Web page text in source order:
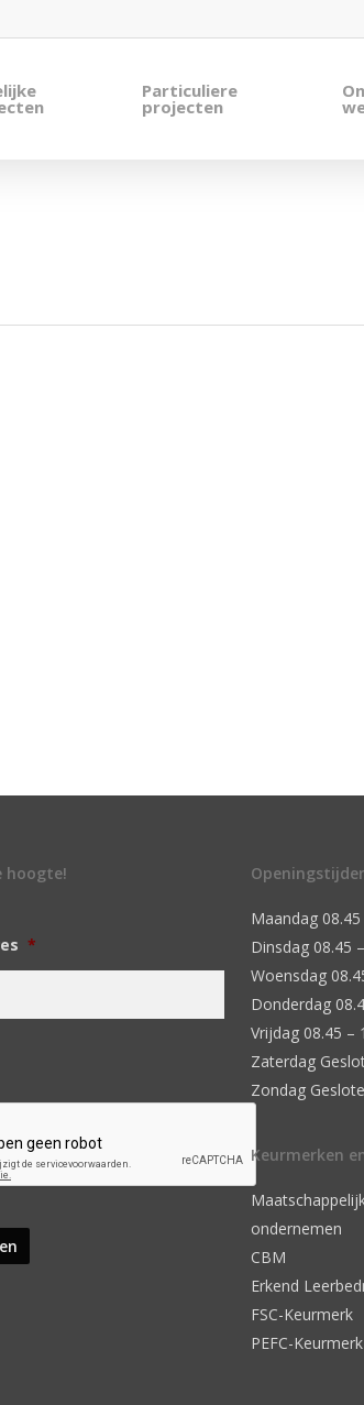
Particuliere
projecten
hoogte!
*
Maandag
Dinsdag 08.45
Woensdag
Donderdag
Vrijdag 08.45 –
Zaterdag
Zondag
Keurmerken
ondernemen
CBM
Erkend
FSC-Keurmerk
PEFC-Keurmerk